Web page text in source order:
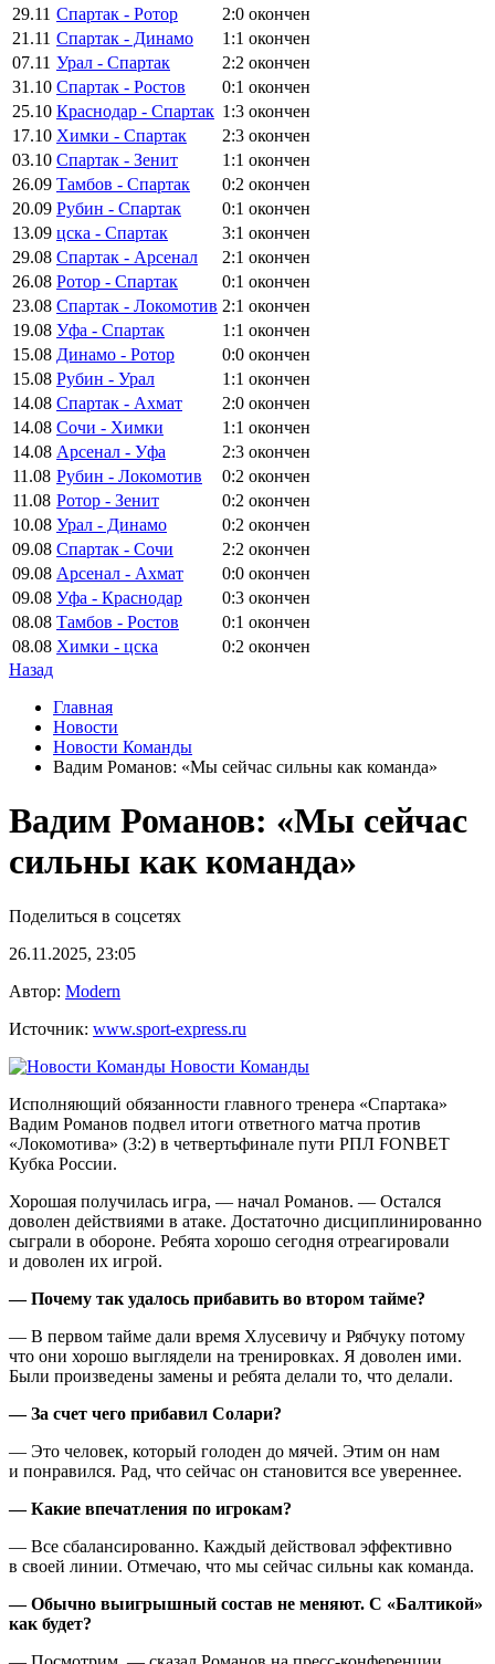
29.11 Спартак - Ротор 2:0 окончен
21.11 Спартак - Динамо 1:1 окончен
07.11 Урал - Спартак 2:2 окончен
31.10 Спартак - Ростов 0:1 окончен
25.10 Краснодар - Спартак 1:3 окончен
17.10 Химки - Спартак 2:3 окончен
03.10 Спартак - Зенит 1:1 окончен
26.09 Тамбов - Спартак 0:2 окончен
20.09 Рубин - Спартак 0:1 окончен
13.09 цска - Спартак 3:1 окончен
29.08 Спартак - Арсенал 2:1 окончен
26.08 Ротор - Спартак 0:1 окончен
23.08 Спартак - Локомотив 2:1 окончен
19.08 Уфа - Спартак 1:1 окончен
15.08 Динамо - Ротор 0:0 окончен
15.08 Рубин - Урал 1:1 окончен
14.08 Спартак - Ахмат 2:0 окончен
14.08 Сочи - Химки 1:1 окончен
14.08 Арсенал - Уфа 2:3 окончен
11.08 Рубин - Локомотив 0:2 окончен
11.08 Ротор - Зенит 0:2 окончен
10.08 Урал - Динамо 0:2 окончен
09.08 Спартак - Сочи 2:2 окончен
09.08 Арсенал - Ахмат 0:0 окончен
09.08 Уфа - Краснодар 0:3 окончен
08.08 Тамбов - Ростов 0:1 окончен
08.08 Химки - цска 0:2 окончен
Назад
Главная
Новости
Новости Команды
Вадим Романов: «Мы сейчас сильны как команда»
Вадим Романов: «Мы сейчас
сильны как команда»
Поделиться в соцсетях
26.11.2025, 23:05
Автор: Modern
Источник: www.sport-express.ru
Новости Команды
Исполняющий обязанности главного тренера «Спартака»
Вадим Романов подвел итоги ответного матча против
«Локомотива» (3:2) в четвертьфинале пути РПЛ FONBET
Кубка России.
Хорошая получилась игра, — начал Романов. — Остался
доволен действиями в атаке. Достаточно дисциплинированно
сыграли в обороне. Ребята хорошо сегодня отреагировали
и доволен их игрой.
— Почему так удалось прибавить во втором тайме?
— В первом тайме дали время Хлусевичу и Рябчуку потому
что они хорошо выглядели на тренировках. Я доволен ими.
Были произведены замены и ребята делали то, что делали.
— За счет чего прибавил Солари?
— Это человек, который голоден до мячей. Этим он нам
и понравился. Рад, что сейчас он становится все увереннее.
— Какие впечатления по игрокам?
— Все сбалансированно. Каждый действовал эффективно
в своей линии. Отмечаю, что мы сейчас сильны как команда.
— Обычно выигрышный состав не меняют. С «Балтикой»
как будет?